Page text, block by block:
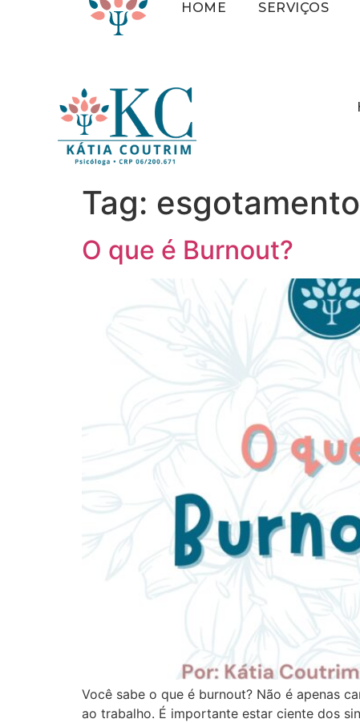
HOME SERVIÇOS
Tag: esgotamento
O que é Burnout?
Você sabe o que é burnout? Não é apenas
ao trabalho. É importante estar ciente dos